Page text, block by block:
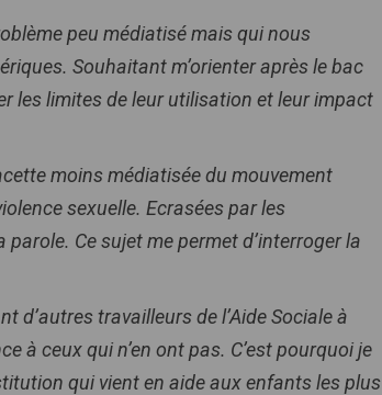
peu médiatisé mais qui nous
Souhaitant m’orienter après le bac
les limites de leur utilisation et leur impact
moins médiatisée du mouvement
sexuelle. Ecrasées par les
Ce sujet me permet d’interroger la
d’autres travailleurs de l’Aide Sociale à
à ceux qui n’en ont pas. C’est pourquoi je
qui vient en aide aux enfants les plus